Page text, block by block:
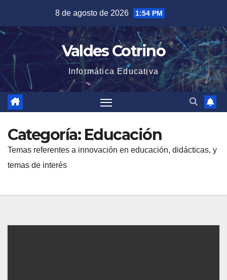
contenido
8 de agosto de 2026 1:54 PM
Valdes Cotrino
Informática Educativa
Categoría: Educación
Temas referentes a innovación en educación, didácticas, y
temas de interés